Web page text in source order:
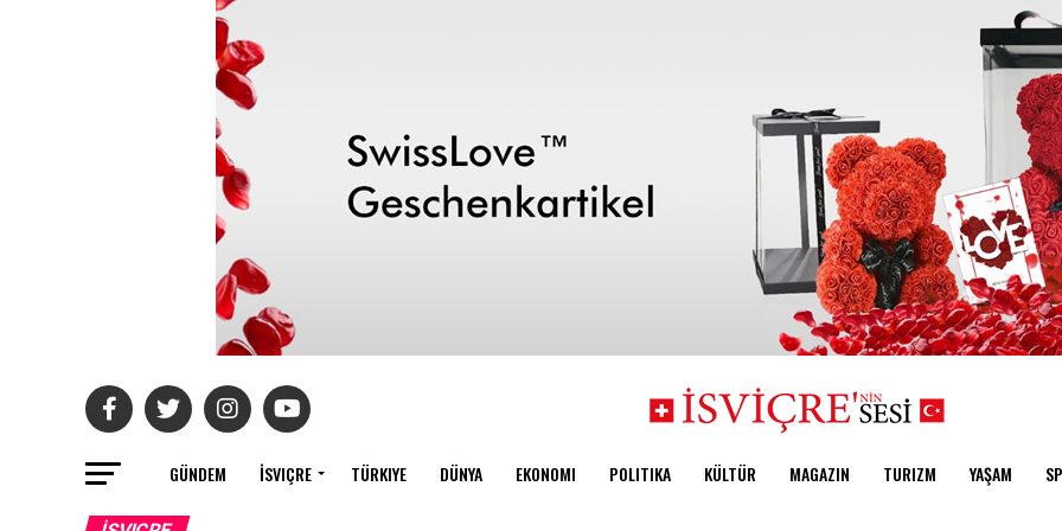
GÜNDEM İSVIÇRE TÜRKIYE DÜNYA EKONOMI POLITIKA KÜLTÜR MAGAZIN TURIZM YAŞAM